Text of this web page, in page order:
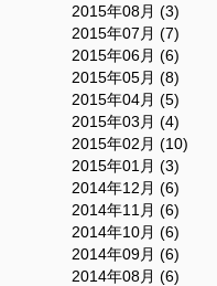
2015年08月 (3)
2015年07月 (7)
2015年06月 (6)
2015年05月 (8)
2015年04月 (5)
2015年03月 (4)
2015年02月 (10)
2015年01月 (3)
2014年12月 (6)
2014年11月 (6)
2014年10月 (6)
2014年09月 (6)
2014年08月 (6)